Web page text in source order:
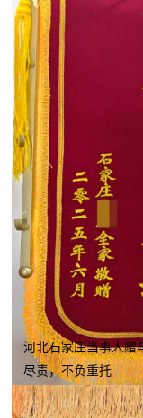
河北石家庄当事人赠
尽责，不负重托